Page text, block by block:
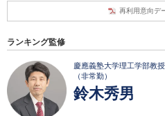
再利用意向デ
ランキング監修
慶應義塾大学理工学部教
（非常勤）
鈴木秀男